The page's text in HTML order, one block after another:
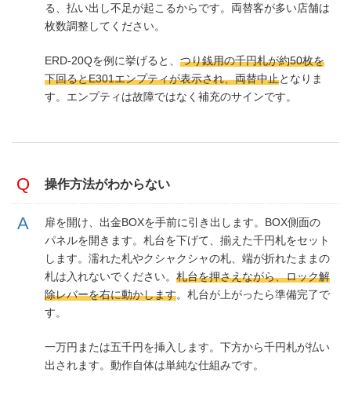
る、払い出し不足が起こるからです。両替客が多い店舗は
枚数調整してください。
ERD-20Qを例に挙げると、 つり銭用の千円札が約50枚を
下回るとE301エンプティが表示され、両替中止となりま
す。エンプティは故障ではなく補充のサインです。
操作方法がわからない
扉を開け、出金BOXを手前に引き出します。BOX側面の
パネルを開きます。札台を下げて、揃えた千円札をセット
します。濡れた札やクシャクシャの札、端が折れたままの
札は入れないでください。 札台を押さえながら、ロック解
除レバーを右に動かします。札台が上がったら準備完了で
す。
一万円または五千円を挿入します。下方から千円札が払い
出されます。動作自体は単純な仕組みです。